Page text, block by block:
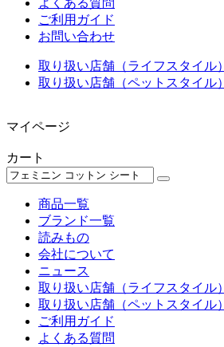
よくある質問
ご利用ガイド
お問い合わせ
取り扱い店舗（ライフスタイル）
取り扱い店舗（ペットスタイル）
マイページ
カート
商品一覧
ブランド一覧
読みもの
会社について
ニュース
取り扱い店舗（ライフスタイル）
取り扱い店舗（ペットスタイル）
ご利用ガイド
よくある質問